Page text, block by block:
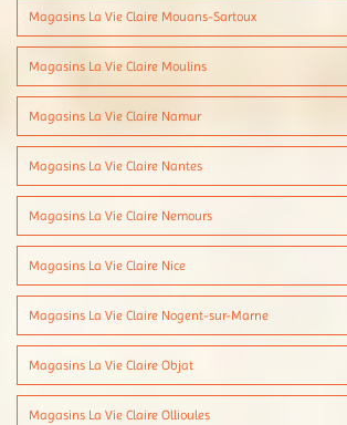
Magasins La Vie Claire Mouans-Sartoux
Magasins La Vie Claire Moulins
Magasins La Vie Claire Namur
Magasins La Vie Claire Nantes
Magasins La Vie Claire Nemours
Magasins La Vie Claire Nice
Magasins La Vie Claire Nogent-sur-Marne
Magasins La Vie Claire Objat
Magasins La Vie Claire Ollioules